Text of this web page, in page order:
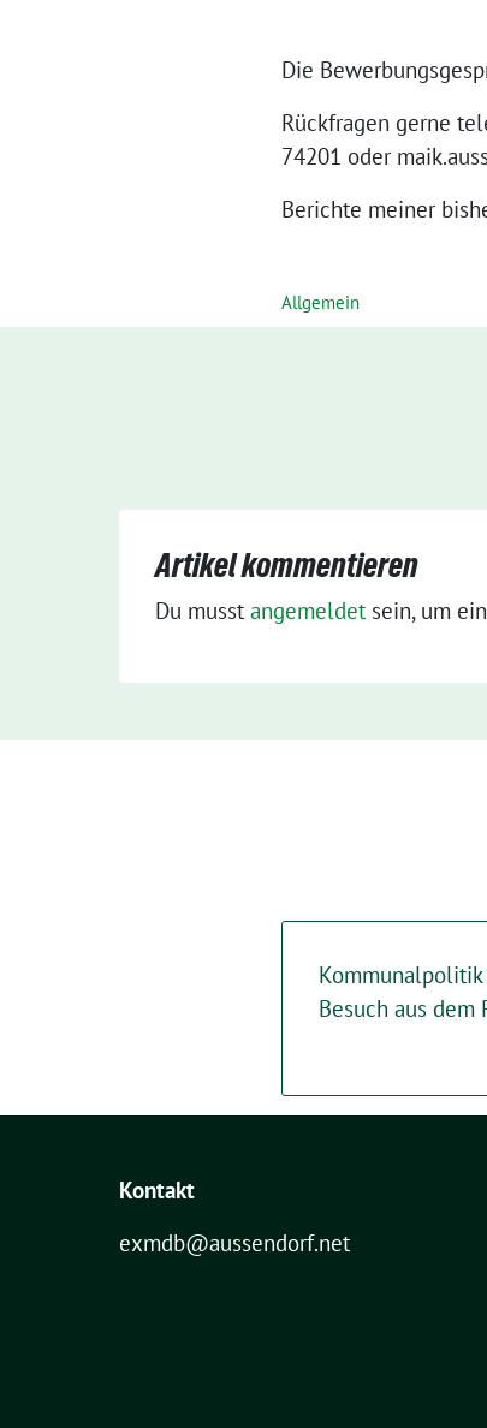
Die
Rückfragen gerne
74201 oder
Berichte meiner
Allgemein
Artikel kommentieren
Du musst angemeldet sein, um
Besuch aus dem
Kontakt
exmdb@aussendorf.net